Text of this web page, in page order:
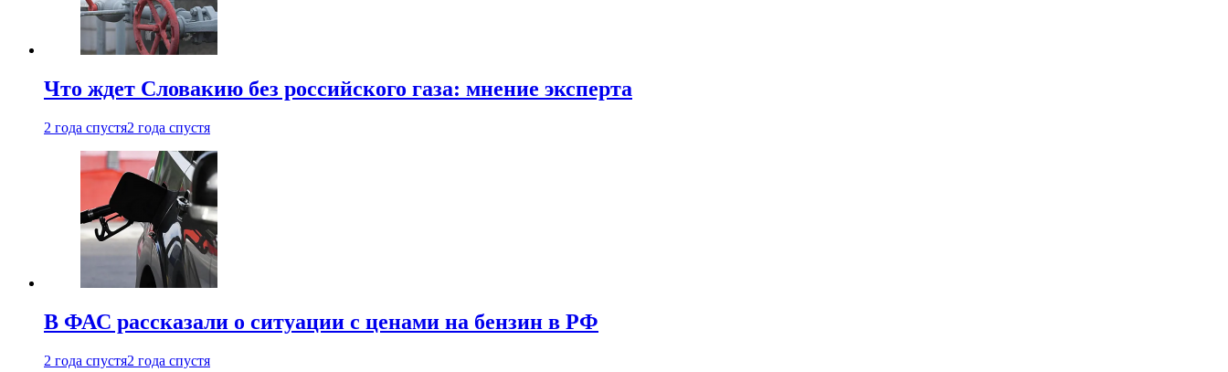
Что ждет Словакию без российского газа: мнение эксперта
2 года спустя2 года спустя
В ФАС рассказали о ситуации с ценами на бензин в РФ
2 года спустя2 года спустя